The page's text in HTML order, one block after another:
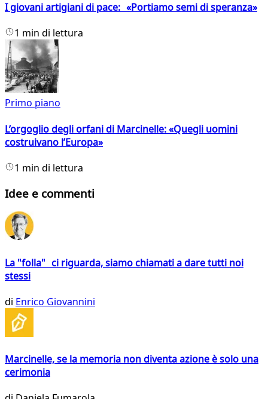
I giovani artigiani di pace: «Portiamo semi di speranza»
1 min di lettura
Primo piano
L’orgoglio degli orfani di Marcinelle: «Quegli uomini
costruivano l’Europa»
1 min di lettura
Idee e commenti
La "folla" ci riguarda, siamo chiamati a dare tutti noi
stessi
di Enrico Giovannini
Marcinelle, se la memoria non diventa azione è solo una
cerimonia